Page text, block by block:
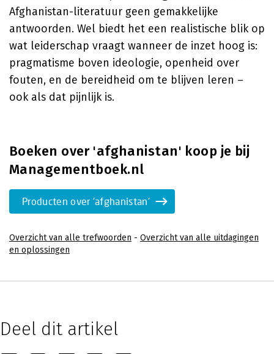
Afghanistan-literatuur geen gemakkelijke
antwoorden. Wel biedt het een realistische blik op
wat leiderschap vraagt wanneer de inzet hoog is:
pragmatisme boven ideologie, openheid over
fouten, en de bereidheid om te blijven leren –
ook als dat pijnlijk is.
Boeken over 'afghanistan' koop je bij
Managementboek.nl
Producten over 'afghanistan'
Overzicht van alle trefwoorden - Overzicht van alle uitdagingen
en oplossingen
Deel dit artikel